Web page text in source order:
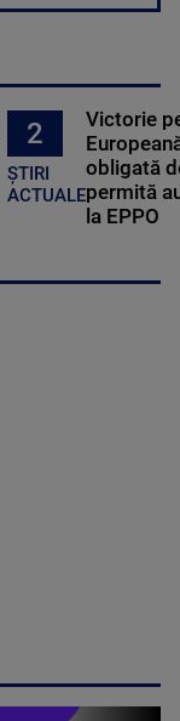
2
ȘTIRI
ACTUALE
Victorie
obligată
permită
la EPPO